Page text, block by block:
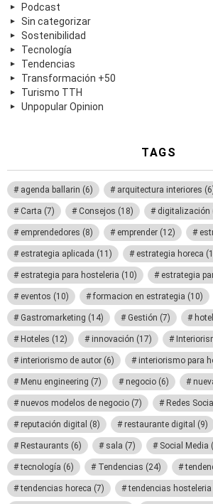
Podcast
Sin categorizar
Sostenibilidad
Tecnología
Tendencias
Transformación +50
Turismo TTH
Unpopular Opinion
TAGS
agenda ballarin (6) arquitectura interiores
Carta (7) Consejos (18) digitalización
emprendedores (8) emprender (12)
estrategia aplicada (11) estrategia horeca
estrategia para hosteleria (10) estrategia
eventos (10) formacion en estrategia (10)
Gastromarketing (14) Gestión (7)
Hoteles (12) innovación (17)
interiorismo de autor (6) interiorismo para
Menu engineering (7) negocio (6)
nuevos modelos de negocio (7) Redes
reputación digital (8) restaurante digital (9)
Restaurants (6) sala (7) Social Media
tecnología (6) Tendencias (24)
tendencias horeca (7) tendencias hosteleria